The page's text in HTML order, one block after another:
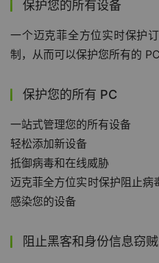
保护您的所有设备
一个迈克菲全方位实时保护
制，从而可以保护您所有的 PC
保护您的所有 PC
一站式管理您的所有设备
轻松添加新设备
抵御病毒和在线威胁
迈克菲全方位实时保护阻止病
感染您的设备
阻止黑客和身份信息窃